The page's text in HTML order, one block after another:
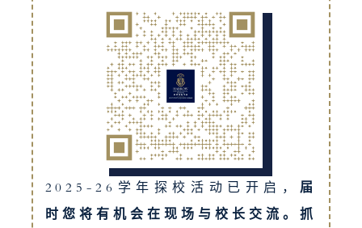
2025-26学年探校活动已开启，届
时您将有机会在现场与校长交流。抓